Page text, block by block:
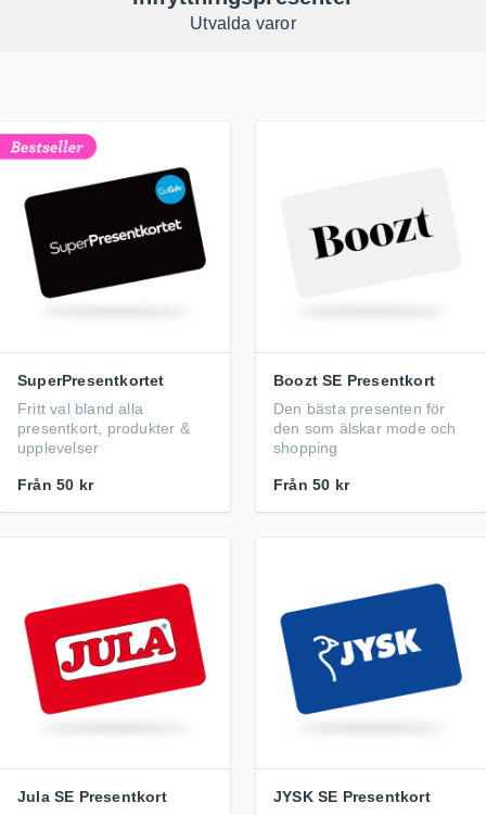
Utvalda varor
SuperPresentkortet
Fritt val bland alla
presentkort, produkter &
upplevelser
Från 50 kr
Boozt SE Presentkort
Den bästa presenten för
den som älskar mode och
shopping
Från 50 kr
Jula SE Presentkort
JYSK SE Presentkort